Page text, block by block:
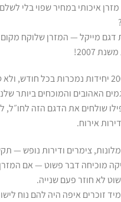
איכותי במחיר שפוי בלי
דגם מייקל — המזרן שלוקח מקום
2007!
יותר מ־200 יחידות נמכרות בכל חודש,
האהובים והמוכחים ביותר
שולחים את הדגם הזה לחו״ל,
אירוח.
צימרים ודירות נופש —
מוכיחה דבר פשוט — אם
לא חוזר פעם שנייה.
זוכרים איפה היה להם נוח